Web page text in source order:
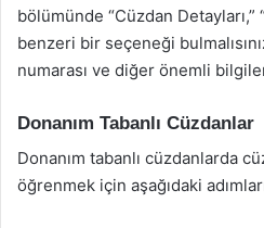
bölümünde “Cüzdan
benzeri bir seçeneği
numarası ve diğer önemli
Donanım Tabanlı Cüzdanlar
Donanım tabanlı cüzdanlarda
öğrenmek için aşağıdaki